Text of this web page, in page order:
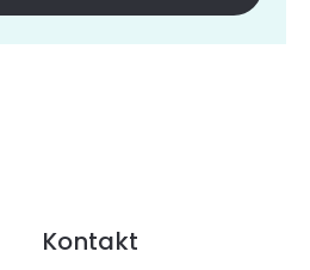
Kontakt